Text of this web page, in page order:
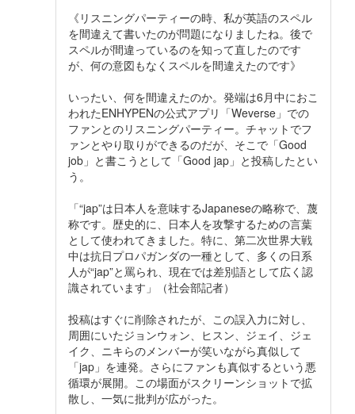
《リスニングパーティーの時、私が英語のスペル
を間違えて書いたのが問題になりましたね。後で
スペルが間違っているのを知って直したのです
が、何の意図もなくスペルを間違えたのです》
いったい、何を間違えたのか。発端は6月中におこ
われたENHYPENの公式アプリ「Weverse」での
ファンとのリスニングパーティー。チャットでフ
ァンとやり取りができるのだが、そこで「Good
job」と書こうとして「Good jap」と投稿したとい
う。
「“jap”は日本人を意味するJapaneseの略称で、蔑
称です。歴史的に、日本人を攻撃するための言葉
として使われてきました。特に、第二次世界大戦
中は抗日プロパガンダの一種として、多くの日系
人が“jap”と罵られ、現在では差別語として広く認
識されています」（社会部記者）
投稿はすぐに削除されたが、この誤入力に対し、
周囲にいたジョンウォン、ヒスン、ジェイ、ジェ
イク、ニキらのメンバーが笑いながら真似して
「jap」を連発。さらにファンも真似するという悪
循環が展開。この場面がスクリーンショットで拡
散し、一気に批判が広がった。